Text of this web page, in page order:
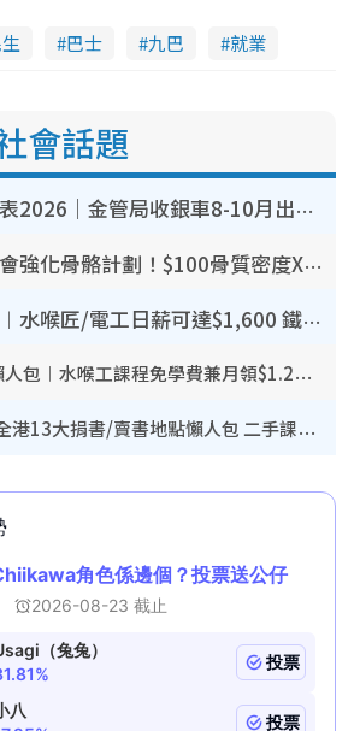
巴士 九巴 就業
會話題
收銀車時間表2026｜金管局收銀車8-10月出沒地點+時間！無須手續費！硬幣免費轉現鈔或增值至八達通
港大推賽馬會強化骨骼計劃！$100骨質密度X光檢查 完成免費運動訓練送超市禮券！附參加資格
水電工入行︱水喉匠/電工日薪可達$1,600 鐵飯碗職業難被AI取代！附薪酬參考＋入行考牌途徑
水喉匠考牌懶人包︱水喉工課程免學費兼月領$1.2萬津貼 即睇水喉匠考牌4階段＋入行課程建議
捐書2026︱全港13大捐書/賣書地點懶人包 二手課本最高$150＋舊書換免費咖啡/戲票